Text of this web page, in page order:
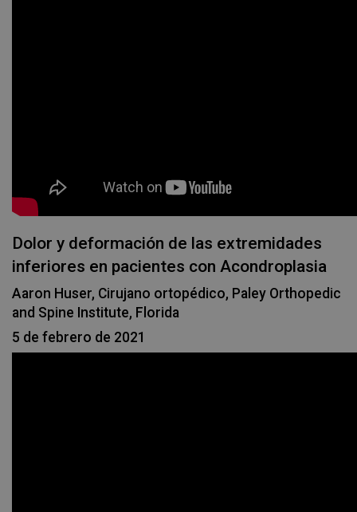
Dolor y deformación de las extremidades
inferiores en pacientes con Acondroplasia
Aaron Huser, Cirujano ortopédico, Paley Orthopedic
and Spine Institute, Florida
5 de febrero de 2021